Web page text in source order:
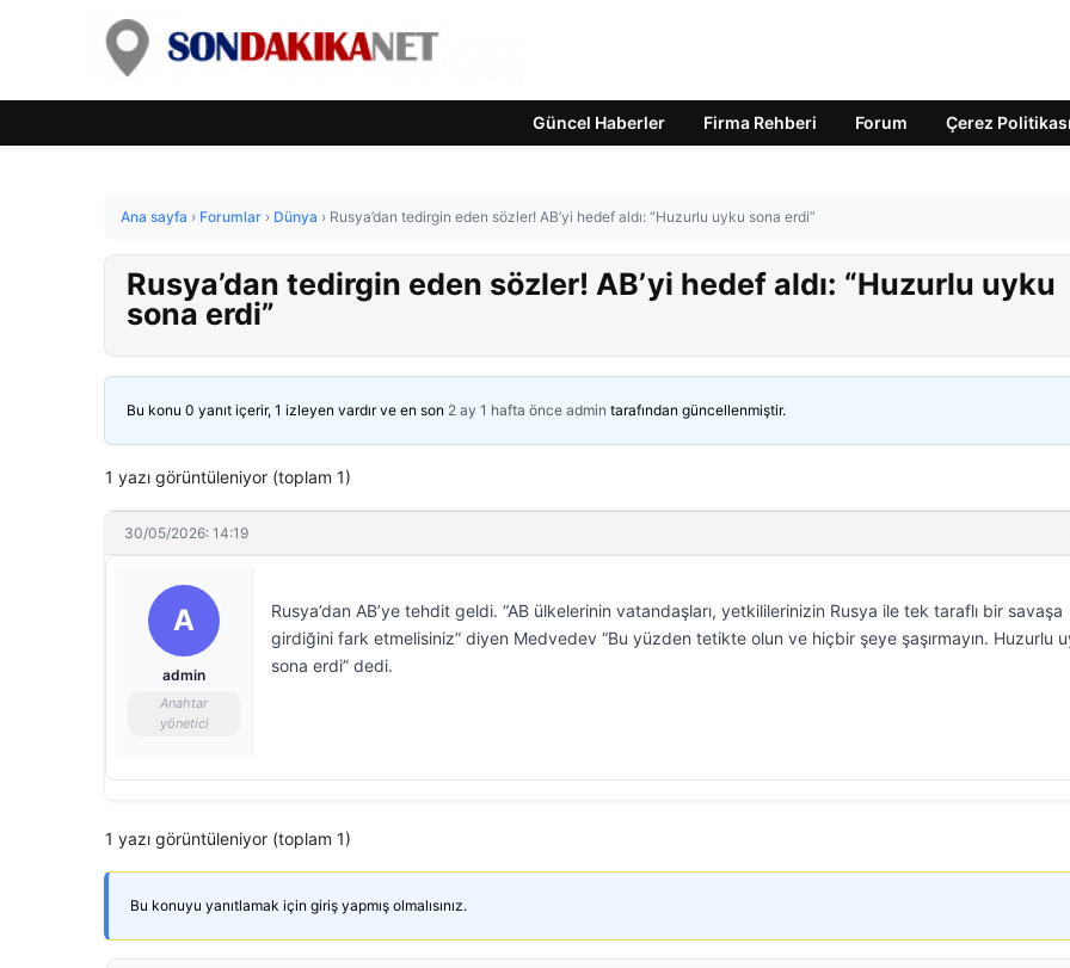
Güncel Haberler Firma Rehberi Forum Çerez Politikası
Ana sayfa › Forumlar › Dünya › Rusya’dan tedirgin eden sözler! AB’yi hedef aldı: “Huzurlu uyku sona erdi”
Rusya’dan tedirgin eden sözler! AB’yi hedef aldı: “Huzurlu uyku
sona erdi”
Bu konu 0 yanıt içerir, 1 izleyen vardır ve en son 2 ay 1 hafta önce admin tarafından güncellenmiştir.
1 yazı görüntüleniyor (toplam 1)
30/05/2026: 14:19
A
admin
Anahtar
yönetici
Rusya’dan AB’ye tehdit geldi. “AB ülkelerinin vatandaşları, yetkililerinizin Rusya ile tek taraflı bir savaşa
girdiğini fark etmelisiniz” diyen Medvedev “Bu yüzden tetikte olun ve hiçbir şeye şaşırmayın. Huzurlu
sona erdi” dedi.
1 yazı görüntüleniyor (toplam 1)
Bu konuyu yanıtlamak için giriş yapmış olmalısınız.